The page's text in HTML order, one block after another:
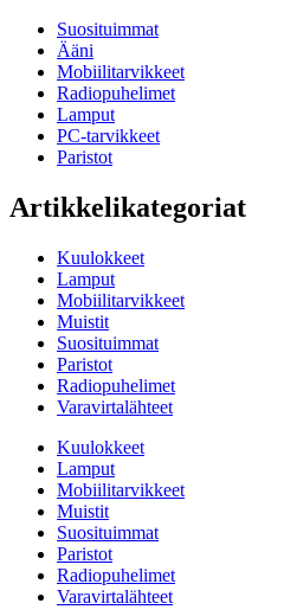
Suosituimmat
Ääni
Mobiilitarvikkeet
Radiopuhelimet
Lamput
PC-tarvikkeet
Paristot
Artikkelikategoriat
Kuulokkeet
Lamput
Mobiilitarvikkeet
Muistit
Suosituimmat
Paristot
Radiopuhelimet
Varavirtalähteet
Kuulokkeet
Lamput
Mobiilitarvikkeet
Muistit
Suosituimmat
Paristot
Radiopuhelimet
Varavirtalähteet